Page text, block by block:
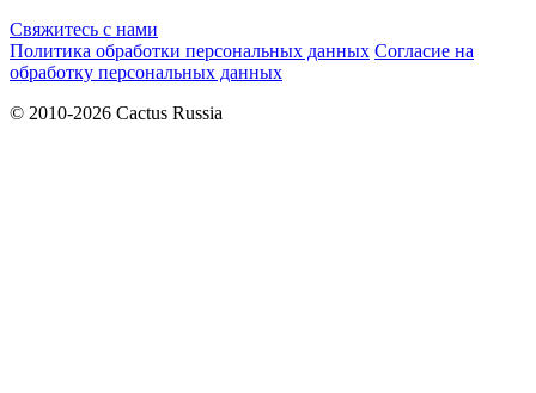
Свяжитесь с нами
Политика обработки персональных данных Согласие на
обработку персональных данных
© 2010-2026 Cactus Russia